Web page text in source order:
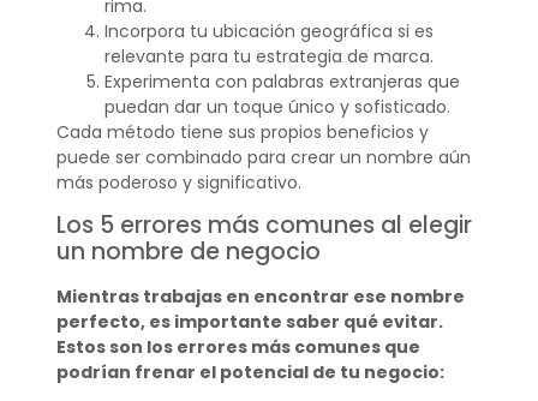
rima.
Incorpora tu ubicación geográfica si es
relevante para tu estrategia de marca.
Experimenta con palabras extranjeras que
puedan dar un toque único y sofisticado.
Cada método tiene sus propios beneficios y
puede ser combinado para crear un nombre aún
más poderoso y significativo.
Los 5 errores más comunes al elegir
un nombre de negocio
Mientras trabajas en encontrar ese nombre
perfecto, es importante saber qué evitar.
Estos son los errores más comunes que
podrían frenar el potencial de tu negocio: